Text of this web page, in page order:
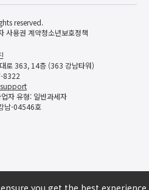
reserved.
사용권 계약청소년보호정책
로 363, 14층 (363 강남타워)
8322
자 유형: 일반과세자
남-04546호
you get the best experience